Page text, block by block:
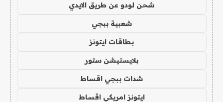
شحن لودو عن طريق الايدي
شعبية ببجي
بطاقات ايتونز
بلايستيشن ستور
شدات ببجي اقساط
ايتونز امريكي اقساط